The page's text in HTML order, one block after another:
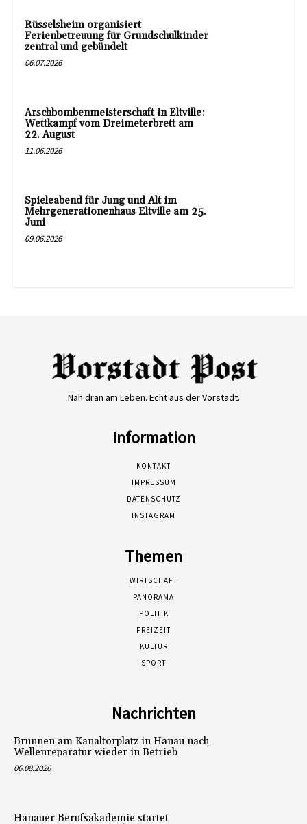
Rüsselsheim organisiert
Ferienbetreuung für Grundschulkinder
zentral und gebündelt
06.07.2026
Arschbombenmeisterschaft in Eltville:
Wettkampf vom Dreimeterbrett am
22. August
11.06.2026
Spieleabend für Jung und Alt im
Mehrgenerationenhaus Eltville am 25.
Juni
09.06.2026
Nah dran am Leben. Echt aus der Vorstadt.
Information
KONTAKT
IMPRESSUM
DATENSCHUTZ
INSTAGRAM
Themen
WIRTSCHAFT
PANORAMA
POLITIK
FREIZEIT
KULTUR
SPORT
Nachrichten
Brunnen am Kanaltorplatz in Hanau nach
Wellenreparatur wieder in Betrieb
06.08.2026
Hanauer Berufsakademie startet